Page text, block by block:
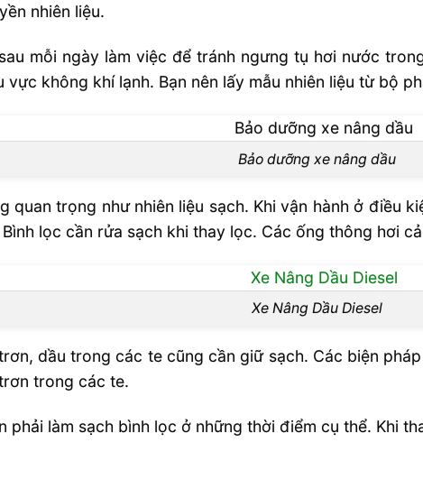
nhiên liệu.
mỗi ngày làm việc để tránh ngưng tụ hơi nước
không khí lạnh. Bạn nên lấy mẫu nhiên liệu từ bộ
Bảo dưỡng xe nâng dầu
trọng như nhiên liệu sạch. Khi vận hành ở điều
lọc cần rửa sạch khi thay lọc. Các ống thông hơi
Xe Nâng Dầu Diesel
dầu trong các te cũng cần giữ sạch. Các biện
trong các te.
phải làm sạch bình lọc ở những thời điểm cụ thể. Khi